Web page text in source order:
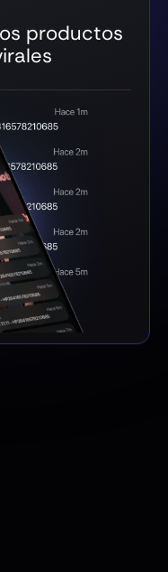
productos